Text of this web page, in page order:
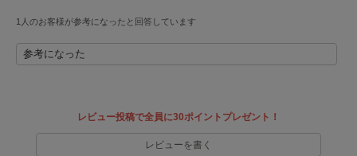
le
1人のお客様が参考になったと回答しています
参考になった
レビュー投稿で全員に30ポイントプレゼント！
レビューを書く